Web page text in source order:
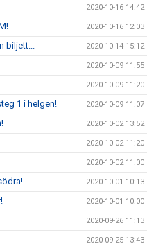
2020-10-16 14:42
2020-10-16 12:03
biljett... 2020-10-14 15:12
2020-10-09 11:55
2020-10-09 11:20
1 i helgen! 2020-10-09 11:07
2020-10-02 13:52
2020-10-02 11:20
2020-10-02 11:00
2020-10-01 10:13
2020-10-01 10:00
2020-09-26 11:13
2020-09-25 13:43